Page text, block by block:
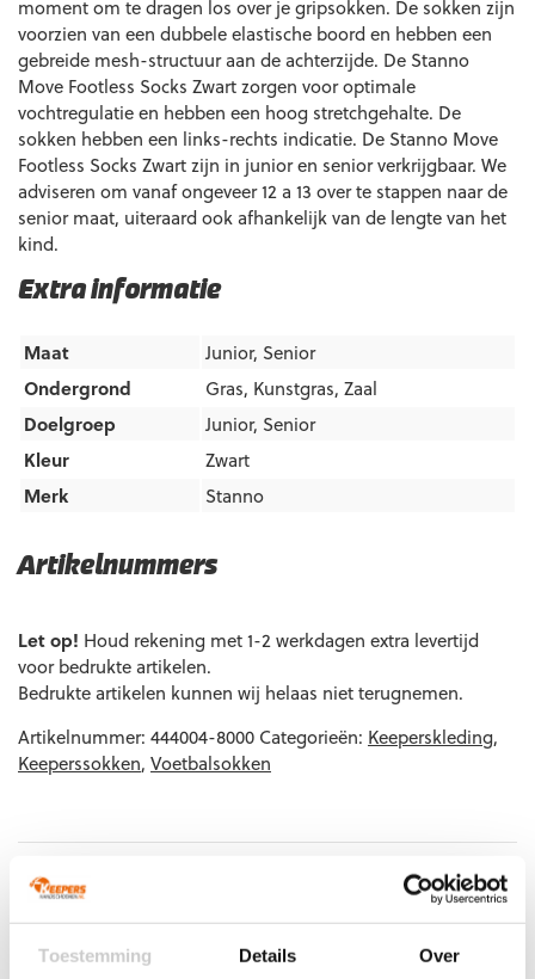
Toestemming Details Over
Artikelnummers
8718726914083
Maat: Junior
8718726914090
Maat: Senior
Let op! Houd rekening met 1-2 werkdagen extra levertijd
voor bedrukte artikelen.
Bedrukte artikelen kunnen wij helaas niet terugnemen.
Artikelnummer: 444004-8000 Categorieën: Keeperskleding,
Keeperssokken, Voetbalsokken
Extra informatie
Maat
Junior, Senior
Ondergrond
Gras, Kunstgras, Zaal
Doelgroep
Junior, Senior
Kleur
Zwart
Merk
Stanno
moment om te dragen los over je gripsokken. De sokken zijn
voorzien van een dubbele elastische boord en hebben een
gebreide mesh-structuur aan de achterzijde. De Stanno
Move Footless Socks Zwart zorgen voor optimale
vochtregulatie en hebben een hoog stretchgehalte. De
sokken hebben een links-rechts indicatie. De Stanno Move
Footless Socks Zwart zijn in junior en senior verkrijgbaar. We
adviseren om vanaf ongeveer 12 a 13 over te stappen naar de
senior maat, uiteraard ook afhankelijk van de lengte van het
kind.
Gerelateerde producten